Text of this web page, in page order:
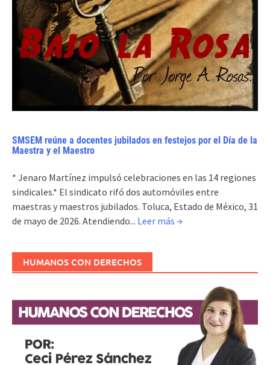
SMSEM reúne a docentes jubilados en festejos por el Día de la
Maestra y el Maestro
* Jenaro Martínez impulsó celebraciones en las 14 regiones
sindicales.* El sindicato rifó dos automóviles entre
maestras y maestros jubilados. Toluca, Estado de México, 31
de mayo de 2026. Atendiendo... Leer más →
HUMANOS CON DERECHOS